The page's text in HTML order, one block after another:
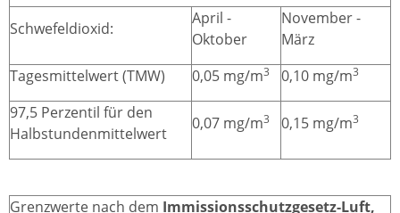
Schwefeldioxid:
April -
Oktober
November -
März
Tagesmittelwert (TMW)
0,05 mg/m3 0,10 mg/m3
97,5 Perzentil für den
Halbstundenmittelwert
0,07 mg/m3 0,15 mg/m3
Grenzwerte nach dem Immissionsschutzgesetz-Luft,